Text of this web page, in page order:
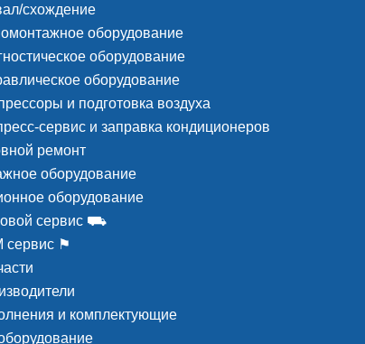
схождение
оборудование
оборудование
оборудование
и подготовка воздуха
сервис и заправка кондиционеров
ремонт
оборудование
оборудование
сервис ⛟
⚑
и комплектующие